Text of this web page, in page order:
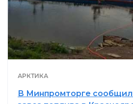
АРКТИКА
В Минпромторге